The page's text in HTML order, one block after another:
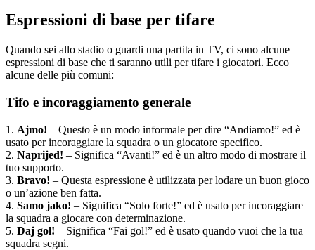
Espressioni di base per tifare
Quando sei allo stadio o guardi una partita in TV, ci sono alcune
espressioni di base che ti saranno utili per tifare i giocatori. Ecco
alcune delle più comuni:
Tifo e incoraggiamento generale
1. Ajmo! – Questo è un modo informale per dire “Andiamo!” ed è
usato per incoraggiare la squadra o un giocatore specifico.
2. Naprijed! – Significa “Avanti!” ed è un altro modo di mostrare il
tuo supporto.
3. Bravo! – Questa espressione è utilizzata per lodare un buon gioco
o un’azione ben fatta.
4. Samo jako! – Significa “Solo forte!” ed è usato per incoraggiare
la squadra a giocare con determinazione.
5. Daj gol! – Significa “Fai gol!” ed è usato quando vuoi che la tua
squadra segni.